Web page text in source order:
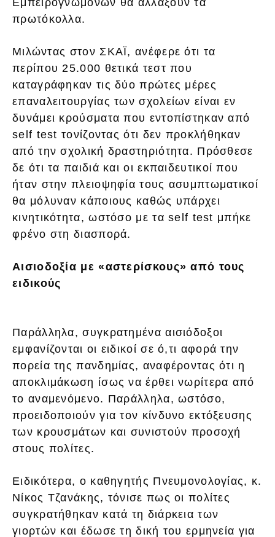
πρωτόκολλα.
Μιλώντας στον ΣΚΑΪ, ανέφερε ότι τα
περίπου 25.000 θετικά τεστ που
καταγράφηκαν τις δύο πρώτες μέρες
επαναλειτουργίας των σχολείων είναι εν
δυνάμει κρούσματα που εντοπίστηκαν από
self test τονίζοντας ότι δεν προκλήθηκαν
από την σχολική δραστηριότητα. Πρόσθεσε
δε ότι τα παιδιά και οι εκπαιδευτικοί που
ήταν στην πλειοψηφία τους ασυμπτωματικοί
θα μόλυναν κάποιους καθώς υπάρχει
κινητικότητα, ωστόσο με τα self test μπήκε
φρένο στη διασπορά.
Αισιοδοξία με «αστερίσκους» από τους
ειδικούς
Παράλληλα, συγκρατημένα αισιόδοξοι
εμφανίζονται οι ειδικοί σε ό,τι αφορά την
πορεία της πανδημίας, αναφέροντας ότι η
αποκλιμάκωση ίσως να έρθει νωρίτερα από
το αναμενόμενο. Παράλληλα, ωστόσο,
προειδοποιούν για τον κίνδυνο εκτόξευσης
των κρουσμάτων και συνιστούν προσοχή
στους πολίτες.
Ειδικότερα, o καθηγητής Πνευμονολογίας, κ.
Νίκος Τζανάκης, τόνισε πως οι πολίτες
συγκρατήθηκαν κατά τη διάρκεια των
γιορτών και έδωσε τη δική του ερμηνεία για